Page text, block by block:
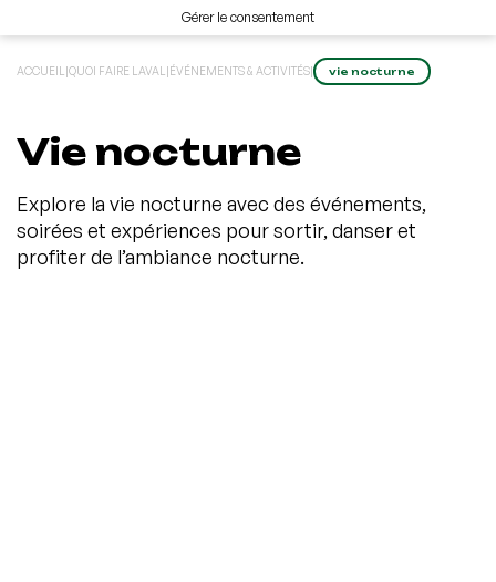
Gérer le consentement
ACCUEIL |QUOI FAIRE LAVAL |ÉVÉNEMENTS & ACTIVITÉS| vie nocturne
Vie nocturne
Explore la vie nocturne avec des événements,
soirées et expériences pour sortir, danser et
profiter de l’ambiance nocturne.